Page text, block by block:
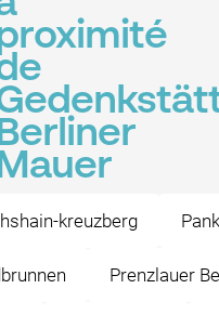
kreuzberg
Prenzlauer